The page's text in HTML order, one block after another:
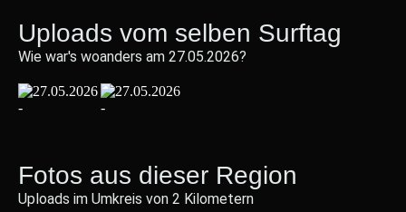
Uploads vom selben Surftag
Wie war's woanders am 27.05.2026?
Fotos aus dieser Region
Uploads im Umkreis von 2 Kilometern